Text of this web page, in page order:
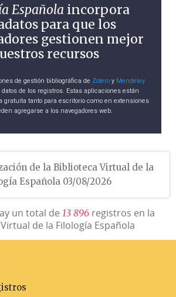
Española incorpora
para que los
gestionen mejor
recursos
de gestión bibliográfica de Zoteroy Mendeley
de los registros. Estas aplicaciones están
gratuita tanto para escritorio como en extensiones
agregarse a los navegadores web.
de la Biblioteca Virtual de la
Española 03/08/2026
un total de 13 896registros en la
de la Filología Española